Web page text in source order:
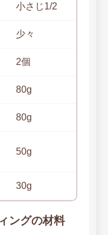
小さじ1/2
少々
2個
80g
80g
50g
30g
ングの材料